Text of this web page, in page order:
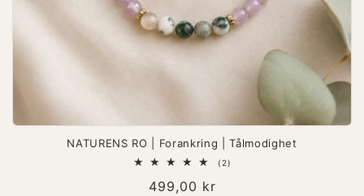
NATURENS RO | Forankring | Tålmodighet
(2)
Vanlig
499,00 kr